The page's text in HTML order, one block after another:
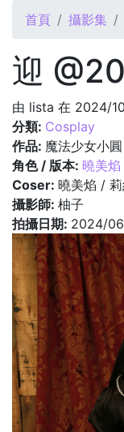
您在這裡
首頁 攝影集
迎
由 lista 在 2024/
分類: Cosplay
作品: 魔法少女小圓
角色 / 版本: 曉美
Coser: 曉美焰 /
攝影師: 柚子
拍攝日期: 2024/